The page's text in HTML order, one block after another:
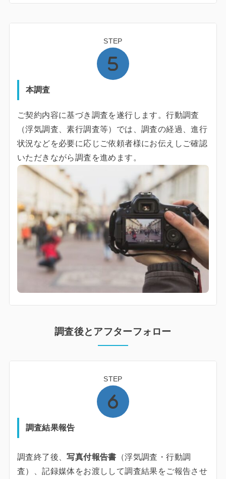
STEP
本調査
ご契約内容に基づき調査を遂行します。行動調査
（浮気調査、素行調査等）では、調査の経過、進行
状況などを必要に応じご依頼者様にお伝えしご確認
いただきながら調査を進めます。
調査後とアフターフォロー
STEP
調査結果報告
調査終了後、写真付報告書 （浮気調査・行動調
査）、記録媒体をお渡しして調査結果をご報告させ